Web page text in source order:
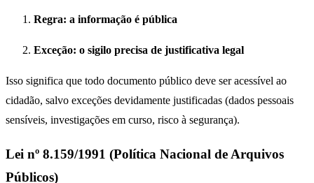
Regra: a informação é pública
Exceção: o sigilo precisa de justificativa legal
Isso significa que todo documento público deve ser acessível ao
cidadão, salvo exceções devidamente justificadas (dados pessoais
sensíveis, investigações em curso, risco à segurança).
Lei nº 8.159/1991 (Política Nacional de Arquivos
Públicos)